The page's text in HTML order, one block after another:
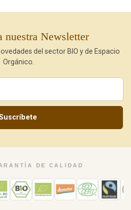
nuestra Newsletter
del sector BIO y de Espacio
Orgánico.
DE CALIDAD